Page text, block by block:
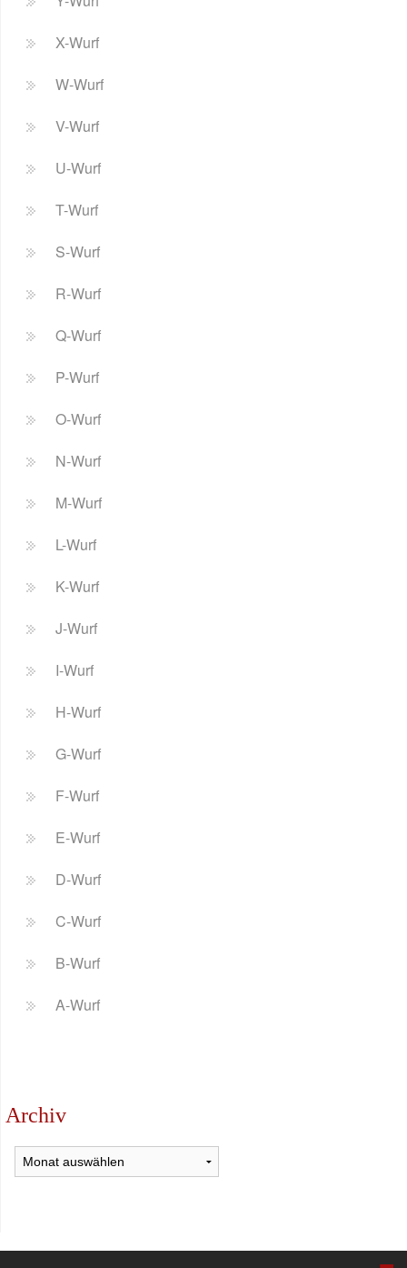
X-Wurf
W-Wurf
V-Wurf
U-Wurf
T-Wurf
S-Wurf
R-Wurf
Q-Wurf
P-Wurf
O-Wurf
N-Wurf
M-Wurf
L-Wurf
K-Wurf
J-Wurf
I-Wurf
H-Wurf
G-Wurf
F-Wurf
E-Wurf
D-Wurf
C-Wurf
B-Wurf
A-Wurf
Archiv
Archiv